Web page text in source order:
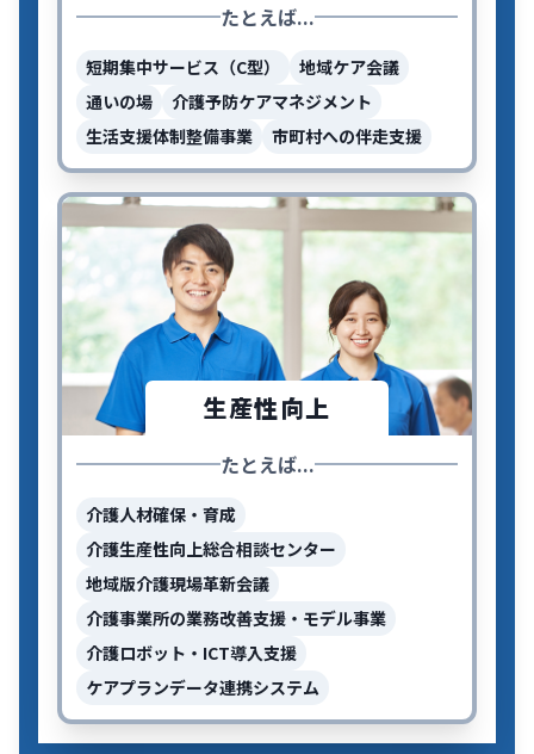
たとえば...
短期集中サービス（C型）
地域ケア会議
通いの場
介護予防ケアマネジメント
生活支援体制整備事業
市町村への伴走支援
生産性向上
たとえば...
介護人材確保・育成
介護生産性向上総合相談センター
地域版介護現場革新会議
介護事業所の業務改善支援・モデル事業
介護ロボット・ICT導入支援
ケアプランデータ連携システム